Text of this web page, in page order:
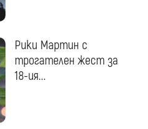
Рики Мартин с
трогателен жест за
18-ия...